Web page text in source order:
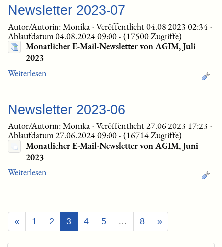
Newsletter 2023-07
Autor/Autorin: Monika-Veröffentlicht 04.08.2023 02:34-
Ablaufdatum 04.08.2024 09:00-(17500 Zugriffe)
Monatlicher E-Mail-Newsletter von AGIM, Juli
2023
Weiterlesen
Newsletter 2023-06
Autor/Autorin: Monika-Veröffentlicht 27.06.2023 17:23 -
Ablaufdatum 27.06.2024 09:00-(16714 Zugriffe)
Monatlicher E-Mail-Newsletter von AGIM, Juni
2023
Weiterlesen
« 1 2 3(Aktuell)
4 5 … 8 »